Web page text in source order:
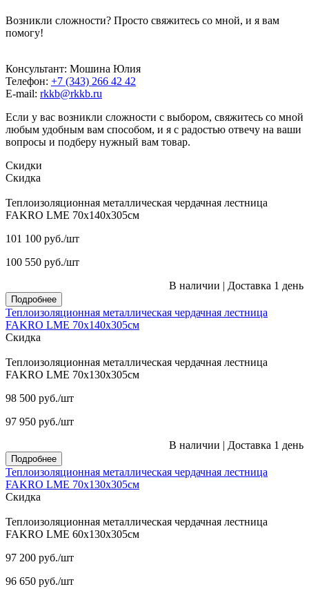
Возникли сложности? Просто свяжитесь со мной, и я вам
помогу!
Консультант: Мошина Юлия
Телефон: +7 (343) 266 42 42
E-mail: rkkb@rkkb.ru
Если у вас возникли сложности с выбором, свяжитесь со мной
любым удобным вам способом, и я с радостью отвечу на ваши
вопросы и подберу нужный вам товар.
Скидки
Скидка
Теплоизоляционная металлическая чердачная лестница
FAKRO LME 70х140х305см
101 100 руб./шт
100 550 руб./шт
В наличии | Доставка 1 день
Подробнее
Теплоизоляционная металлическая чердачная лестница
FAKRO LME 70х140х305см
Скидка
Теплоизоляционная металлическая чердачная лестница
FAKRO LME 70х130х305см
98 500 руб./шт
97 950 руб./шт
В наличии | Доставка 1 день
Подробнее
Теплоизоляционная металлическая чердачная лестница
FAKRO LME 70х130х305см
Скидка
Теплоизоляционная металлическая чердачная лестница
FAKRO LME 60х130х305см
97 200 руб./шт
96 650 руб./шт